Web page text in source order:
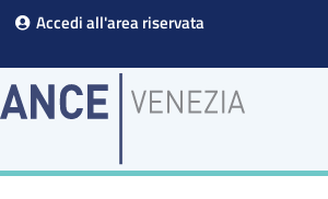
Vai
contenuto
Accedi all'area riservata